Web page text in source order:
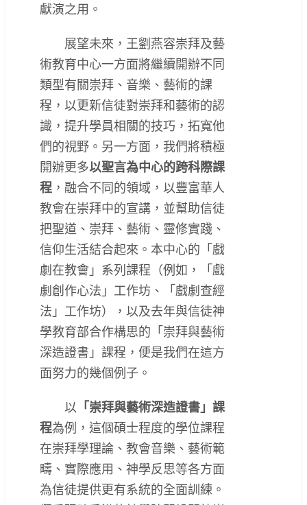
獻演之用。
展望未來，王劉燕容崇拜及藝
術教育中心一方面將繼續開辦不同
類型有關崇拜、音樂、藝術的課
程，以更新信徒對崇拜和藝術的認
識，提升學員相關的技巧，拓寬他
們的視野。另一方面，我們將積極
開辦更多以聖言為中心的跨科際課
程 ，融合不同的領域，以豐富華人
教會在崇拜中的宣講，並幫助信徒
把聖道、崇拜、藝術、靈修實踐、
信仰生活結合起來。本中心的「戲
劇在教會」系列課程（例如，「戲
劇創作心法」工作坊、「戲劇查經
法」工作坊），以及去年與信徒神
學教育部合作構思的「崇拜與藝術
深造證書」課程，便是我們在這方
面努力的幾個例子。
以 「崇拜與藝術深造證書」課
程為例，這個碩士程度的學位課程
在崇拜學理論、教會音樂、藝術範
疇、實際應用、神學反思等各方面
為信徒提供更有系統的全面訓練。